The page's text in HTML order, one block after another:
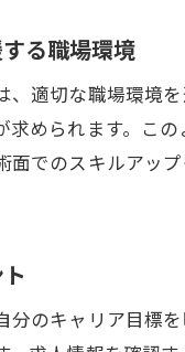
長後駅エリアで
調剤薬局での
転職を成功さ
職場選びで考
キャリアアッ
る職場環境
適切な職場環境
められます。こ
でのスキルアッ
のキャリア目標